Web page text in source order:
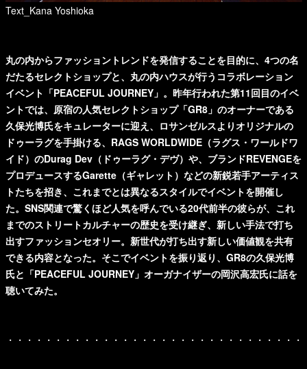
Text_Kana Yoshioka
丸の内からファッショントレンドを発信することを目的に、4つの名
だたるセレクトショップと、丸の内ハウスが行うコラボレーション
イベント「PEACEFUL JOURNEY」。昨年行われた第11回目のイベ
ントでは、原宿の人気セレクトショップ「GR8」のオーナーである
久保光博氏をキュレーターに迎え、ロサンゼルスよりオリジナルの
ドゥーラグを手掛ける、RAGS WORLDWIDE（ラグス・ワールドワ
イド）のDurag Dev（ドゥーラグ・デヴ）や、ブランドREVENGEを
プロデュースするGarette（ギャレット）などの新鋭若手アーティス
トたちを招き、これまでとは異なるスタイルでイベントを開催し
た。SNS関連で驚くほど人気を呼んでいる20代前半の彼らが、これ
までのストリートカルチャーの歴史を受け継ぎ、新しい手法で打ち
出すファッションセオリー。新世代が打ち出す新しい価値観を共有
できる内容となった。そこでイベントを振り返り、GR8の久保光博
氏と「PEACEFUL JOURNEY」オーガナイザーの岡沢高宏氏に話を
聴いてみた。
・・・・・・・・・・・・・・・・・・・・・・・・・・・・・・